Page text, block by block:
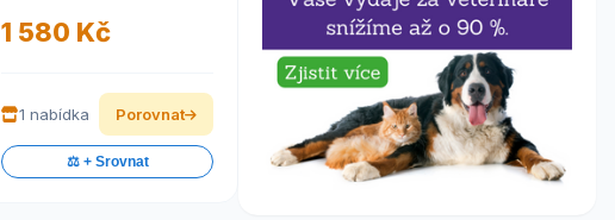
1 580 Kč
1 nabídka Porovnat
⚖️ + Srovnat